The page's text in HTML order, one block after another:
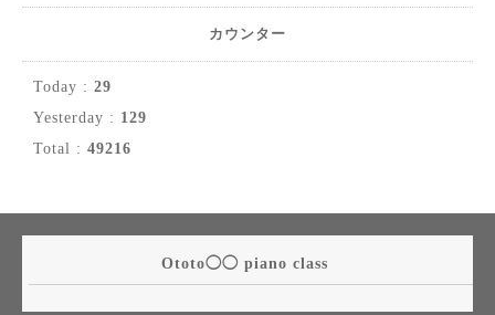
カウンター
Today : 29
Yesterday : 129
Total : 49216
Ototo◯◯ piano class